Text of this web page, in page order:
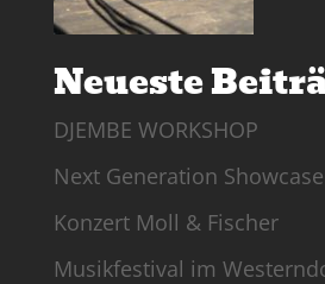
Neueste
DJEMBE WORKSHOP
Next Generation Showcase
Konzert Moll & Fischer
Musikfestival im